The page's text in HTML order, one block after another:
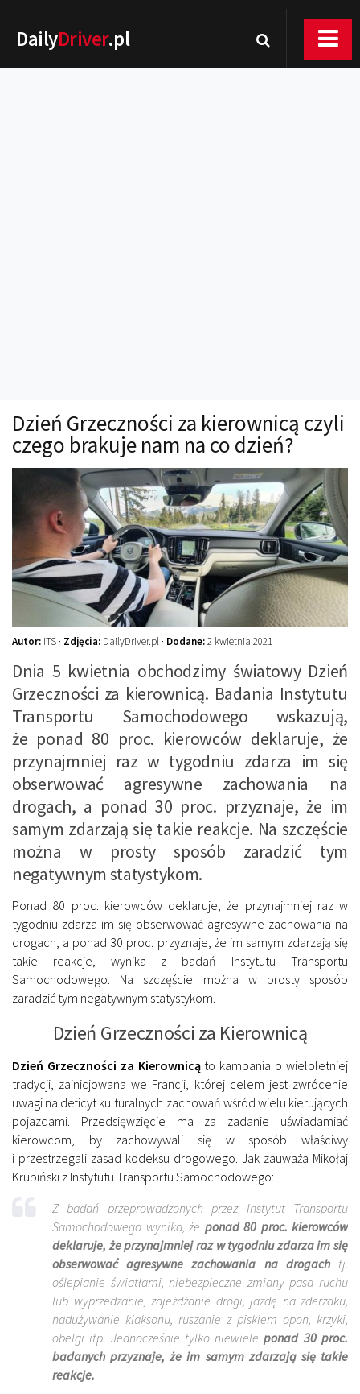
DailyDriver.pl
Technika jazdy
Oświetlenie
Kalkulatory
Przelicznik mocy
Auto z niemiec
Galerie
Dzień Grzeczności za kierownicą czyli
czego brakuje nam na co dzień?
Autor: ITS · Zdjęcia: DailyDriver.pl · Dodane:2 kwietnia 2021
Dnia 5 kwietnia obchodzimy światowy Dzień
Grzeczności za kierownicą. Badania Instytutu
Transportu Samochodowego wskazują,
że ponad 80 proc. kierowców deklaruje, że
przynajmniej raz w tygodniu zdarza im się
obserwować agresywne zachowania na
drogach, a ponad 30 proc. przyznaje, że im
samym zdarzają się takie reakcje. Na szczęście
można w prosty sposób zaradzić tym
negatywnym statystykom.
Ponad 80 proc. kierowców deklaruje, że przynajmniej raz w
tygodniu zdarza im się obserwować agresywne zachowania na
drogach, a ponad 30 proc. przyznaje, że im samym zdarzają się
takie reakcje, wynika z badań Instytutu Transportu
Samochodowego. Na szczęście można w prosty sposób
zaradzić tym negatywnym statystykom.
Dzień Grzeczności za Kierownicą
Dzień Grzeczności za Kierownicąto kampania o wieloletniej
tradycji, zainicjowana we Francji, której celem jest zwrócenie
uwagi na deficyt kulturalnych zachowań wśród wielu kierujących
pojazdami. Przedsięwzięcie ma za zadanie uświadamiać
kierowcom, by zachowywali się w sposób właściwy
i przestrzegali zasad kodeksu drogowego. Jak zauważa Mikołaj
Krupiński z Instytutu Transportu Samochodowego:
Z badań przeprowadzonych przez Instytut Transportu
Samochodowego wynika, że ponad 80 proc. kierowców
deklaruje, że przynajmniej raz w tygodniu zdarza im się
obserwować agresywne zachowania na drogach tj.
oślepianie światłami, niebezpieczne zmiany pasa ruchu
lub wyprzedzanie, zajeżdżanie drogi, jazdę na zderzaku,
nadużywanie klaksonu, ruszanie z piskiem opon, krzyki,
obelgi itp. Jednocześnie tylko niewieleponad 30 proc.
badanych przyznaje, że im samym zdarzają się takie
reakcje.